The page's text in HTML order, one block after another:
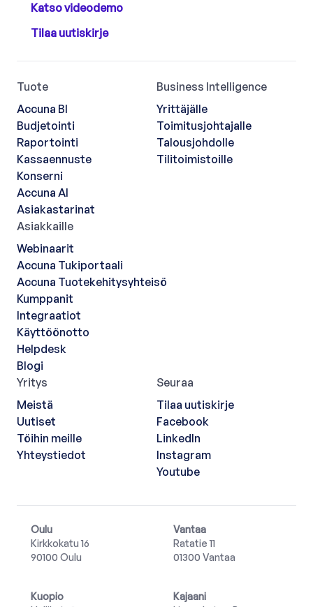
Katso videodemo
Tilaa uutiskirje
Tuote
Accuna BI
Budjetointi
Raportointi
Kassaennuste
Konserni
Accuna AI
Asiakastarinat
Business Intelligence
Yrittäjälle
Toimitusjohtajalle
Talousjohdolle
Tilitoimistoille
Asiakkaille
Webinaarit
Accuna Tukiportaali
Accuna Tuotekehitysyhteisö
Kumppanit
Integraatiot
Käyttöönotto
Helpdesk
Blogi
Yritys
Meistä
Uutiset
Töihin meille
Yhteystiedot
Seuraa
Tilaa uutiskirje
Facebook
LinkedIn
Instagram
Youtube
Oulu
Kirkkokatu 16
90100 Oulu
Vantaa
Ratatie 11
01300 Vantaa
Kuopio
Kajaani